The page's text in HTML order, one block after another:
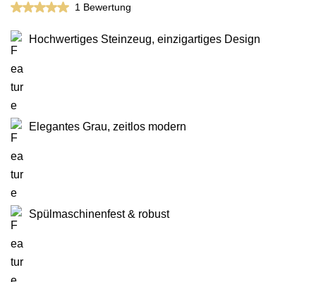
Durchschnittliche Bewertung von 5 von 5 Sternen
1 Bewertung
Hochwertiges Steinzeug, einzigartiges Design
Elegantes Grau, zeitlos modern
Spülmaschinenfest & robust